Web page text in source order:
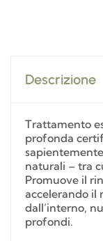
Descrizione
Trattamento
profonda
naturali – tra
Promuove il
accelerando il
dall’interno,
profondi.